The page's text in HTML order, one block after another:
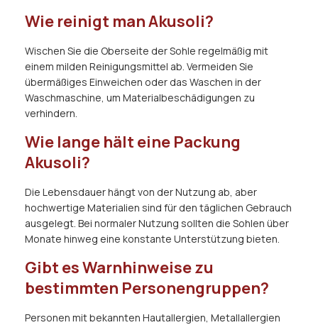
Wie reinigt man Akusoli?
Wischen Sie die Oberseite der Sohle regelmäßig mit
einem milden Reinigungsmittel ab. Vermeiden Sie
übermäßiges Einweichen oder das Waschen in der
Waschmaschine, um Materialbeschädigungen zu
verhindern.
Wie lange hält eine Packung
Akusoli?
Die Lebensdauer hängt von der Nutzung ab, aber
hochwertige Materialien sind für den täglichen Gebrauch
ausgelegt. Bei normaler Nutzung sollten die Sohlen über
Monate hinweg eine konstante Unterstützung bieten.
Gibt es Warnhinweise zu
bestimmten Personengruppen?
Personen mit bekannten Hautallergien, Metallallergien